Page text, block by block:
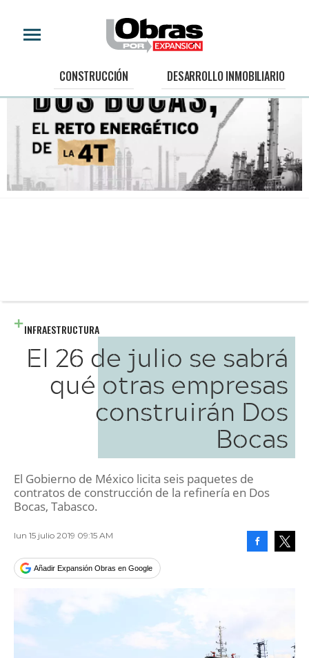
CONSTRUCCIÓN DESARROLLO INMOBILIARIO
INFRAESTRUCTURA
El 26 de julio se sabrá
qué otras empresas
construirán Dos
Bocas
El Gobierno de México licita seis paquetes de
contratos de construcción de la refinería en Dos
Bocas, Tabasco.
lun 15 julio 2019 09:15 AM
Añadir Expansión Obras en Google